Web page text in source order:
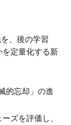
、後の学習
を定量化する新
的忘却」の進
ズを評価し、